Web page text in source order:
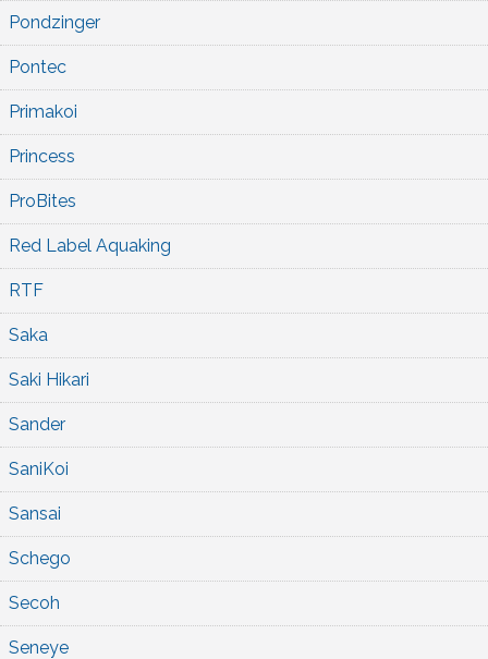
Pondzinger
Pontec
Primakoi
Princess
ProBites
Red Label Aquaking
RTF
Saka
Saki Hikari
Sander
SaniKoi
Sansai
Schego
Secoh
Seneye